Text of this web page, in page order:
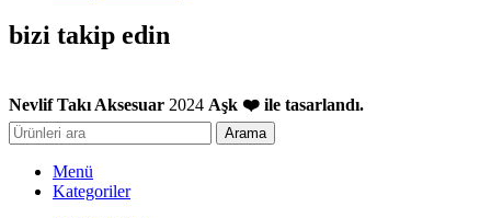
bizi takip edin
Nevlif Takı Aksesuar 2024 Aşk ❤️ ile tasarlandı.
Arama
Menü
Kategoriler